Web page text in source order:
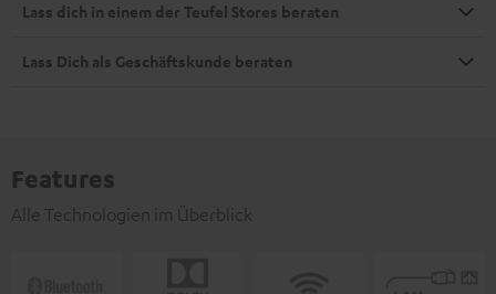
Lass dich in einem der Teufel Stores beraten
Lass Dich als Geschäftskunde beraten
Features
Alle Technologien im Überblick